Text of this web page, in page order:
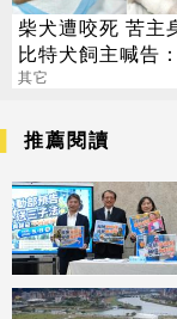
柴犬遭咬死 苦主
比特犬飼主喊告
的狗
其它
推薦閱讀